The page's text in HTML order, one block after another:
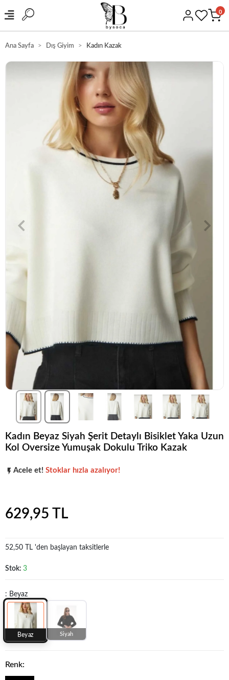
0
GÜVENLİ ALIŞVERİŞ
Ana Sayfa Dış Giyim Kadın Kazak
Kadın Beyaz Siyah Şerit Detaylı Bisiklet Yaka Uzun
Kol Oversize Yumuşak Dokulu Triko Kazak
Şu andaçok talep görüyor!
Acele et! Stoklar hızla azalıyor!
629,95 TL
52,50 TL 'den başlayan taksitlerle
Stok: 3
: Beyaz
Beyaz Siyah
Renk: